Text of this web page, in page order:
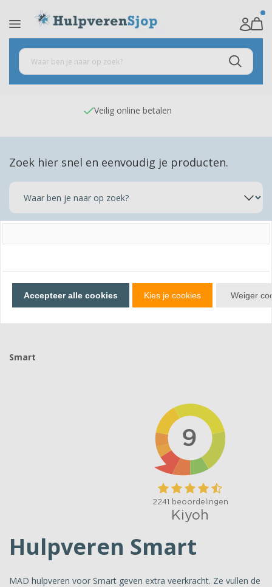
Veilig online betalen
Zoek hier snel en eenvoudig je producten.
Bekijk producten
Smart
Hulpveren Smart
MAD hulpveren voor Smart geven extra veerkracht. Ze vullen de
Accepteer alle cookies Kies je cookies Weiger